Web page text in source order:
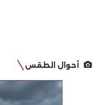
أحوال الطقس